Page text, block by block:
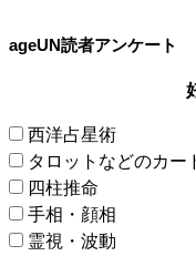
ageUN読者アンケート
西洋占星術
タロットなどのカー
四柱推命
手相・顔相
霊視・波動